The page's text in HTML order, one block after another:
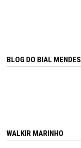
BLOG DO BIAL MENDES
WALKIR MARINHO